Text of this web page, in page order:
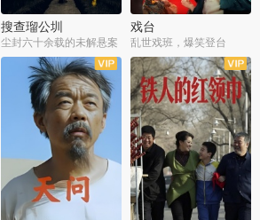
搜查瑠公圳
尘封六十余载的未解悬案
戏台
乱世戏班，爆笑登台